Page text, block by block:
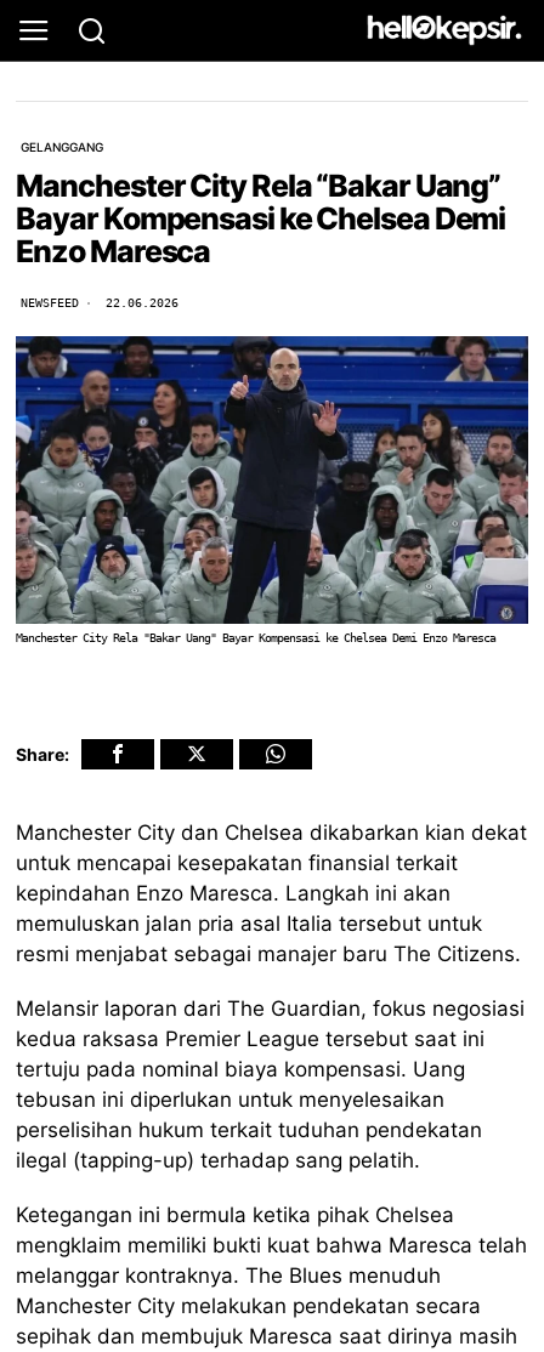
GELANGGANG
Manchester City Rela “Bakar Uang”
Bayar Kompensasi ke Chelsea Demi
Enzo Maresca
NEWSFEED 22.06.2026
Manchester City Rela "Bakar Uang" Bayar Kompensasi ke Chelsea Demi Enzo Maresca
Share:
Manchester City dan Chelsea dikabarkan kian dekat
untuk mencapai kesepakatan finansial terkait
kepindahan Enzo Maresca. Langkah ini akan
memuluskan jalan pria asal Italia tersebut untuk
resmi menjabat sebagai manajer baru The Citizens.
Melansir laporan dari The Guardian, fokus negosiasi
kedua raksasa Premier League tersebut saat ini
tertuju pada nominal biaya kompensasi. Uang
tebusan ini diperlukan untuk menyelesaikan
perselisihan hukum terkait tuduhan pendekatan
ilegal (tapping-up) terhadap sang pelatih.
Ketegangan ini bermula ketika pihak Chelsea
mengklaim memiliki bukti kuat bahwa Maresca telah
melanggar kontraknya. The Blues menuduh
Manchester City melakukan pendekatan secara
sepihak dan membujuk Maresca saat dirinya masih